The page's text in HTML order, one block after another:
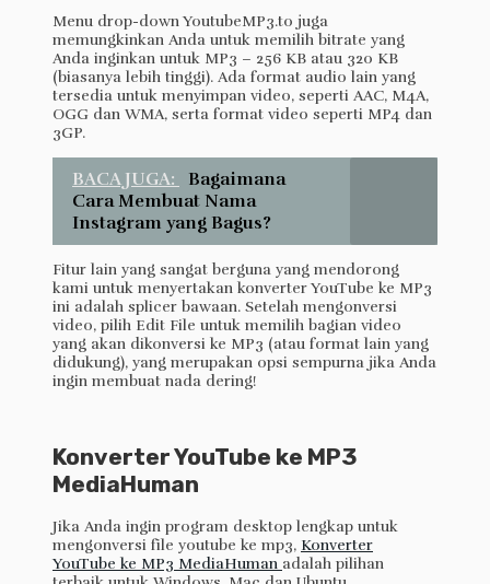
Menu drop-down YoutubeMP3.to juga
memungkinkan Anda untuk memilih bitrate yang
Anda inginkan untuk MP3 – 256 KB atau 320 KB
(biasanya lebih tinggi). Ada format audio lain yang
tersedia untuk menyimpan video, seperti AAC, M4A,
OGG dan WMA, serta format video seperti MP4 dan
3GP.
BACA JUGA:
Bagaimana
Cara Membuat Nama
Instagram yang Bagus?
Fitur lain yang sangat berguna yang mendorong
kami untuk menyertakan konverter YouTube ke MP3
ini adalah splicer bawaan. Setelah mengonversi
video, pilih Edit File untuk memilih bagian video
yang akan dikonversi ke MP3 (atau format lain yang
didukung), yang merupakan opsi sempurna jika Anda
ingin membuat nada dering!
Konverter YouTube ke MP3
MediaHuman
Jika Anda ingin program desktop lengkap untuk
mengonversi file youtube ke mp3, Konverter
YouTube ke MP3 MediaHuman adalah pilihan